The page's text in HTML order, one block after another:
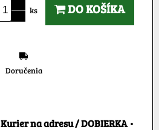
ks DO KOŠÍKA
Doručenia
Kurier na adresu / DOBIERKA•